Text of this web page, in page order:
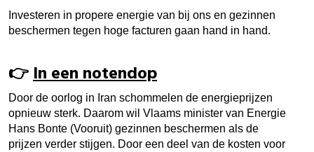
Investeren in propere energie van bij ons en gezinnen
beschermen tegen hoge facturen gaan hand in hand.
👉​In een notendop
Door de oorlog in Iran schommelen de energieprijzen
opnieuw sterk. Daarom wil Vlaams minister van Energie
Hans Bonte (Vooruit) gezinnen beschermen als de
prijzen verder stijgen. Door een deel van de kosten voor